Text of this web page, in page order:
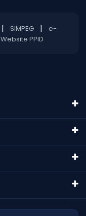
| SIMPEG |
e-
Website PPID